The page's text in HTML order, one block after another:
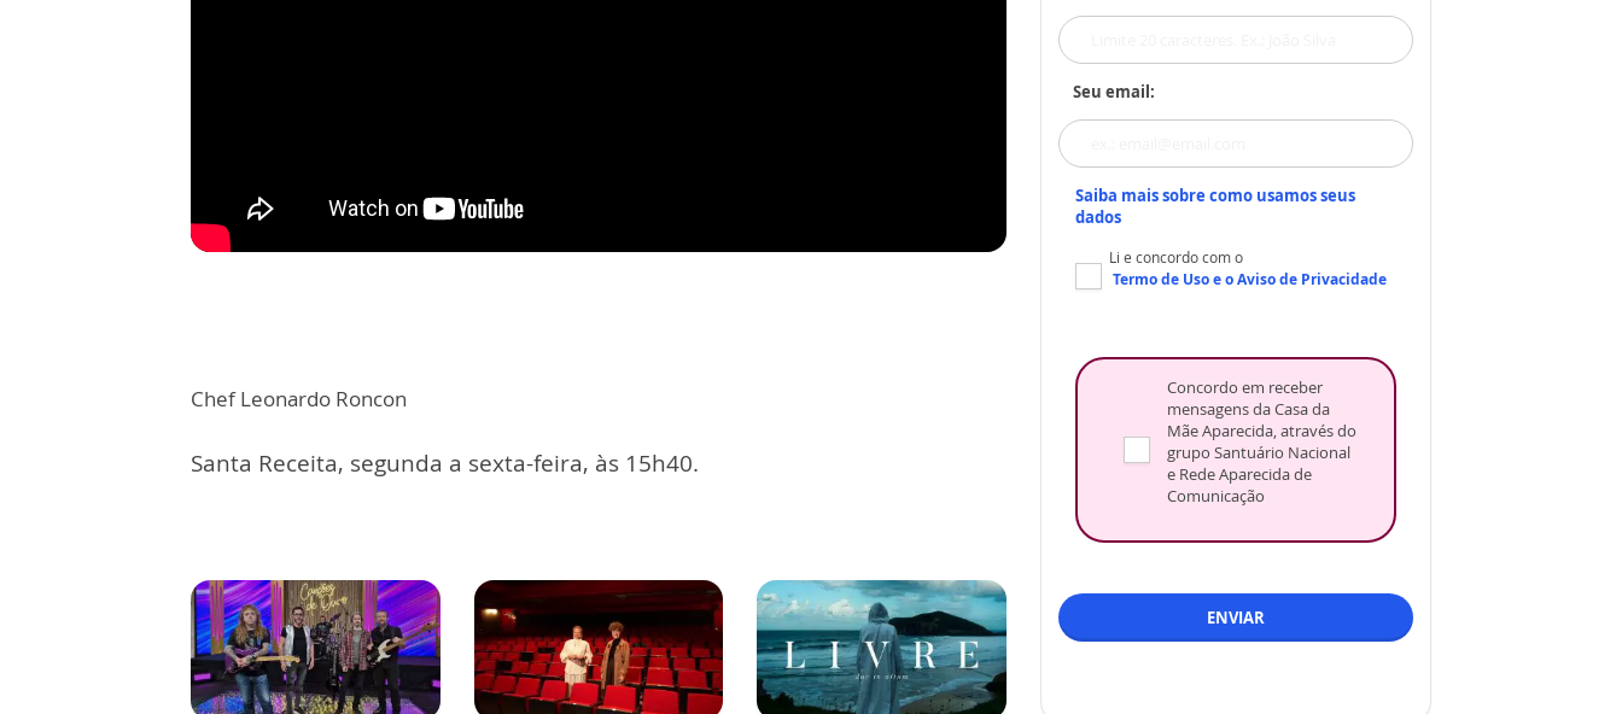
Chef Leonardo Roncon
Santa Receita, segunda a sexta-feira, às 15h40.
Seu email:
Saiba mais sobre como usamos seus
dados
Li e concordo com o
Termo de Usoe oAviso de Privacidade
Concordo em receber
mensagens da Casa da
Mãe Aparecida, através do
grupo Santuário Nacional
e Rede Aparecida de
Comunicação
ENVIAR